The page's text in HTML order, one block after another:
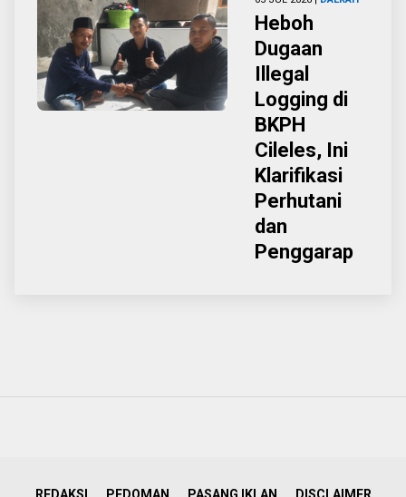
Heboh
Dugaan
Illegal
Logging di
BKPH
Cileles, Ini
Klarifikasi
Perhutani
dan
Penggarap